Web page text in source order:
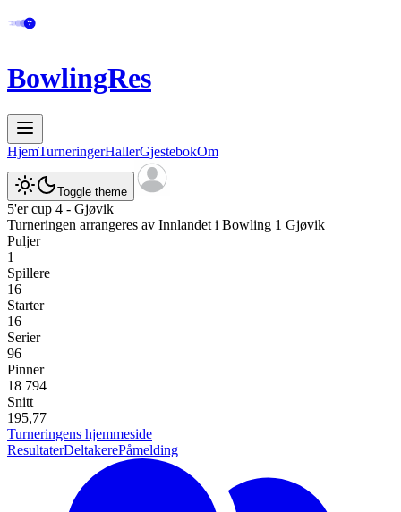
BowlingRes
HjemTurneringerHallerGjestebokOm
Toggle theme
5'er cup 4 - Gjøvik
Turneringen arrangeres av Innlandet i Bowling 1 Gjøvik
Puljer
1
Spillere
16
Starter
16
Serier
96
Pinner
18 794
Snitt
195,77
Turneringens hjemmeside
ResultaterDeltakerePåmelding